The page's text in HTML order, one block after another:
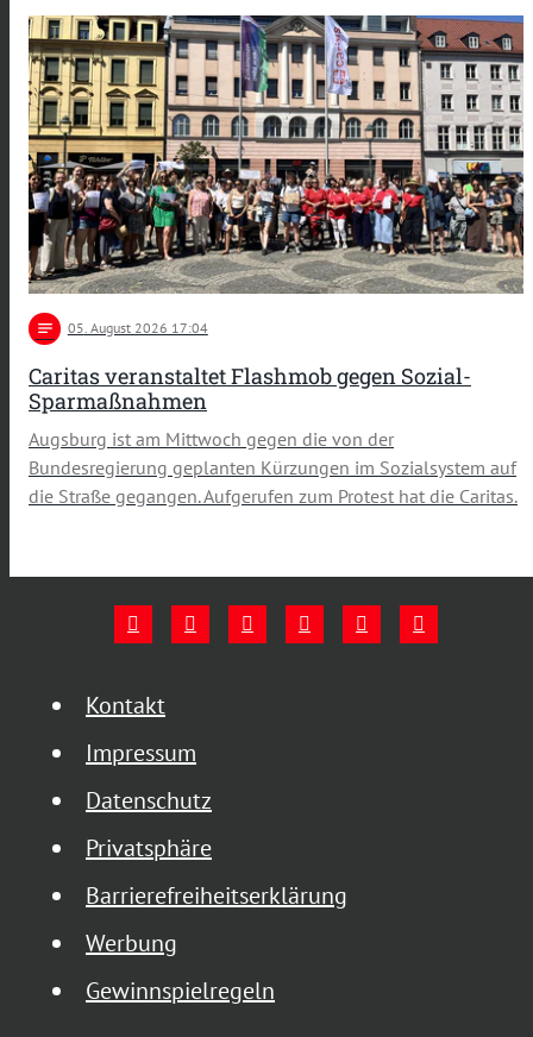
notes 05. August 2026 17:04
Caritas veranstaltet Flashmob gegen Sozial-
Sparmaßnahmen
Augsburg ist am Mittwoch gegen die von der
Bundesregierung geplanten Kürzungen im Sozialsystem auf
die Straße gegangen. Aufgerufen zum Protest hat die Caritas.
Kontakt
Impressum
Datenschutz
Privatsphäre
Barrierefreiheitserklärung
Werbung
Gewinnspielregeln